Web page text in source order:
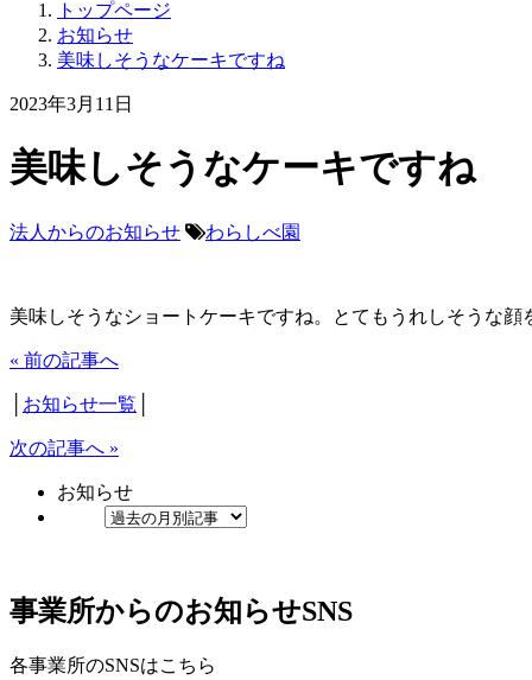
トップページ
お知らせ
美味しそうなケーキですね
2023年3月11日
美味しそうなケーキですね
法人からのお知らせ わらしべ園
美味しそうなショートケーキですね。とてもうれしそうな顔
« 前の記事へ
お知らせ一覧
次の記事へ »
お知らせ
事業所からのお知らせSNS
各事業所のSNSはこちら